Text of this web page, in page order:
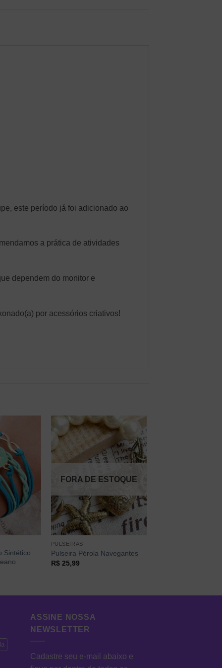
este período já foi adicionado ao
a prática de atividades
dependem do monitor e
por acessórios criativos!
Sintético
FORA DE ESTOQUE
PULSEIRAS
Pulseira Pérola Navegantes
R$25,99
ASSINE NOSSA
NEWSLETTER
Cadastre seu e-mail abaixo e